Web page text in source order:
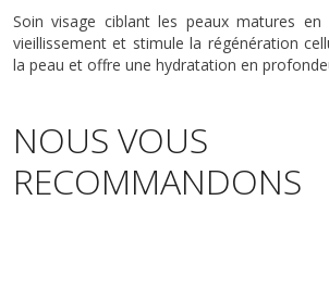
Soin visage ciblant les peaux matures
vieillissement et stimule la régénération
la peau et offre une hydratation en
NOUS VOUS
RECOMMANDONS